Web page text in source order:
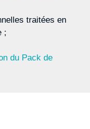
traitées en
;
du Pack de